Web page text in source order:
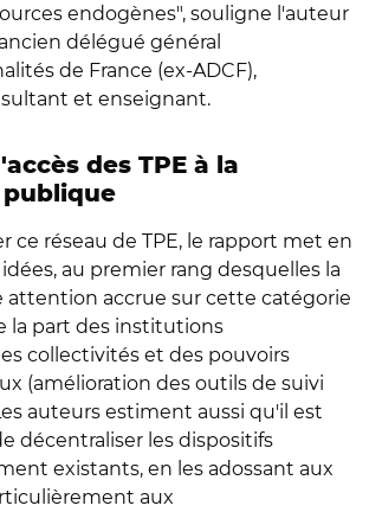
endogènes", souligne l'auteur
délégué général
de France (ex-ADCF),
et enseignant.
des TPE à la
ce réseau de TPE, le rapport met en
au premier rang desquelles la
attention accrue sur cette catégorie
la part des institutions
collectivités et des pouvoirs
(amélioration des outils de suivi
auteurs estiment aussi qu'il est
décentraliser les dispositifs
existants, en les adossant aux
aux